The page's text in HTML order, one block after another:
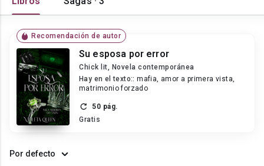
Recomendación de autor
Su esposa por error
Chick lit, Novela contemporánea
Hay en el texto:: mafia, amor a primera vista,
matrimonio forzado
50 pág.
Gratis
Por defecto